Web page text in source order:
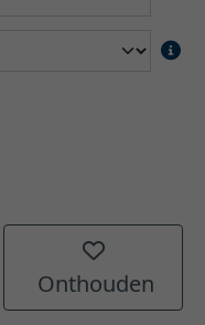
Onthouden